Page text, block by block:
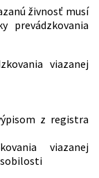
živnosť musí
prevádzkovania
viazanej
z registra
viazanej